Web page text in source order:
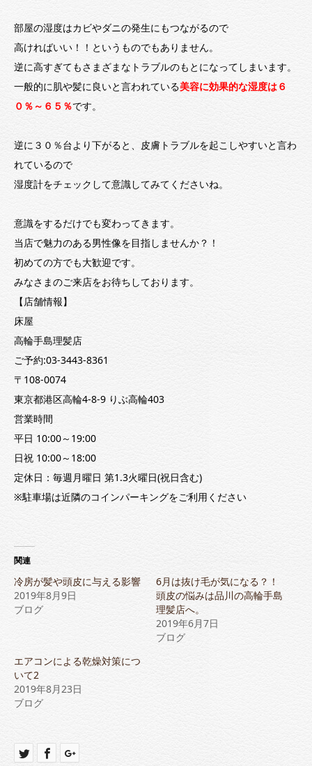
部屋の湿度はカビやダニの発生にもつながるので
高ければいい！！というものでもありません。
逆に高すぎてもさまざまなトラブルのもとになってしまいます。
一般的に肌や髪に良いと言われている美容に効果的な湿度は６
０％～６５％です。
逆に３０％台より下がると、皮膚トラブルを起こしやすいと言わ
れているので
湿度計をチェックして意識してみてくださいね。
意識をするだけでも変わってきます。
当店で魅力のある男性像を目指しませんか？！
初めての方でも大歓迎です。
みなさまのご来店をお待ちしております。
【店舗情報】
床屋
高輪手島理髪店
ご予約:03-3443-8361
〒108-0074
東京都港区高輪4-8-9 りぶ高輪403
営業時間
平日 10:00～19:00
日祝 10:00～18:00
定休日：毎週月曜日 第1.3火曜日(祝日含む)
※駐車場は近隣のコインパーキングをご利用ください
関連
冷房が髪や頭皮に与える影響
2019年8月9日
ブログ
6月は抜け毛が気になる？！
頭皮の悩みは品川の高輪手島
理髪店へ。
2019年6月7日
ブログ
エアコンによる乾燥対策につ
いて2
2019年8月23日
ブログ